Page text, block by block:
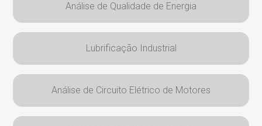
Análise de Qualidade de Energia
Lubrificação Industrial
Análise de Circuito Elétrico de Motores